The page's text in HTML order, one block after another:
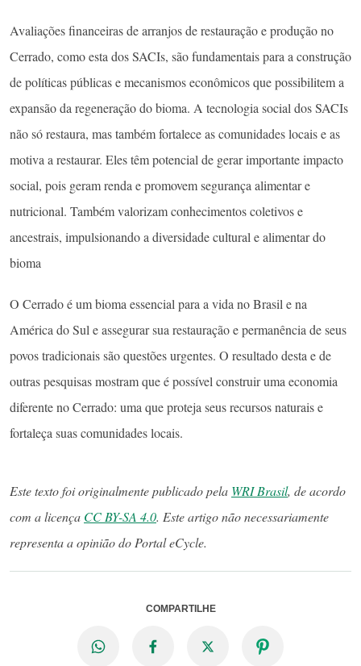
Avaliações financeiras de arranjos de restauração e produção no
Cerrado, como esta dos SACIs, são fundamentais para a construção
de políticas públicas e mecanismos econômicos que possibilitem a
expansão da regeneração do bioma. A tecnologia social dos SACIs
não só restaura, mas também fortalece as comunidades locais e as
motiva a restaurar. Eles têm potencial de gerar importante impacto
social, pois geram renda e promovem segurança alimentar e
nutricional. Também valorizam conhecimentos coletivos e
ancestrais, impulsionando a diversidade cultural e alimentar do
bioma
O Cerrado é um bioma essencial para a vida no Brasil e na
América do Sul e assegurar sua restauração e permanência de seus
povos tradicionais são questões urgentes. O resultado desta e de
outras pesquisas mostram que é possível construir uma economia
diferente no Cerrado: uma que proteja seus recursos naturais e
fortaleça suas comunidades locais.
Este texto foi originalmente publicado pela WRI Brasil, de acordo
com a licença CC BY-SA 4.0. Este artigo não necessariamente
representa a opinião do Portal eCycle.
COMPARTILHE